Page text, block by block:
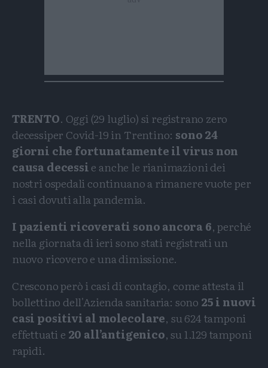
TRENTO. Oggi (29 luglio) si registrano zero
decessiper Covid-19 in Trentino: sono 24
giorni che fortunatamente il virus non
causa decessie anche le rianimazioni dei
nostri ospedali continuano a rimanere vuote per
i casi dovuti alla pandemia.
I pazienti ricoverati sono ancora 6, perché
nella giornata di ieri sono stati registrati un
nuovo ricovero e una dimissione.
Crescono però i casi di contagio, come attesta il
bollettino dell'Azienda sanitaria: sono 25 i nuovi
casi positivi al molecolare, su 624 tamponi
effettuati e 20 all’antigenico, su 1.129 tamponi
rapidi.